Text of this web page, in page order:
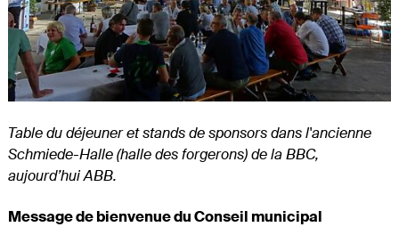
Table du déjeuner et stands de sponsors dans l'ancienne
Schmiede-Halle (halle des forgerons) de la BBC,
aujourd’hui ABB.
Message de bienvenue du Conseil municipal